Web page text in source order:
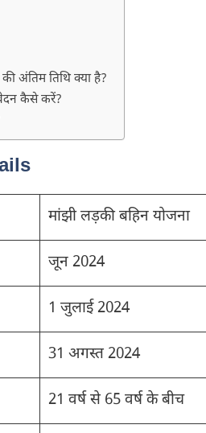
अंतिम तिथि क्या है?
कैसे करें?
मांझी लड़की बहिन योजना
जून 2024
1 जुलाई 2024
31 अगस्त 2024
21 वर्ष से 65 वर्ष के बीच